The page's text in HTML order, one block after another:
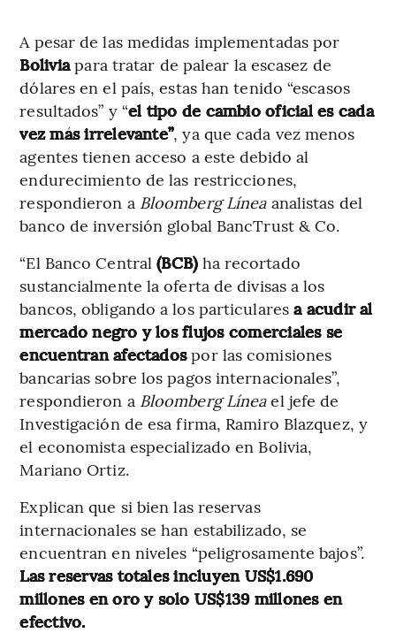
A pesar de las medidas implementadas por
Boliviapara tratar de palear la escasez de
dólares en el país, estas han tenido “escasos
resultados” y “el tipo de cambio oficial es cada
vez más irrelevante”, ya que cada vez menos
agentes tienen acceso a este debido al
endurecimiento de las restricciones,
respondieron a Bloomberg Línea analistas del
banco de inversión global BancTrust & Co.
“El Banco Central(BCB)ha recortado
sustancialmente la oferta de divisas a los
bancos, obligando a los particularesa acudir al
mercado negro y los flujos comerciales se
encuentran afectadospor las comisiones
bancarias sobre los pagos internacionales”,
respondieron a Bloomberg Líneael jefe de
Investigación de esa firma, Ramiro Blazquez, y
el economista especializado en Bolivia,
Mariano Ortiz.
Explican que si bien las reservas
internacionales se han estabilizado, se
encuentran en niveles “peligrosamente bajos”.
Las reservas totales incluyen US$1.690
millones en oro y solo US$139 millones en
efectivo.